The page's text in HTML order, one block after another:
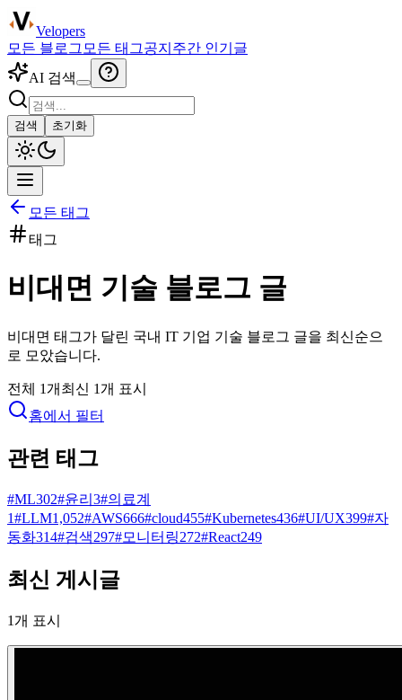
Velopers
모든 블로그 모든 태그공지 주간 인기글
AI 검색
검색 초기화
모든 태그
태그
비대면 기술 블로그 글
비대면 태그가 달린 국내 IT 기업 기술 블로그 글을 최신순으
로 모았습니다.
전체 1개 최신 1개 표시
홈에서 필터
관련 태그
#ML302#윤리 3#의료계
1#LLM1,052#AWS666#cloud455#Kubernetes436#UI/UX399#자
동화314#검색297#모니터링272#React249
최신 게시글
1개 표시